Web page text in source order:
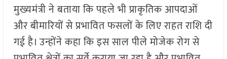
मुख्यमंत्री ने बताया कि पहले भी प्राकृतिक आपदाओं
और बीमारियों से प्रभावित फसलों के लिए राहत राशि दी
गई है। उन्होंने कहा कि इस साल पीले मोजेक रोग से